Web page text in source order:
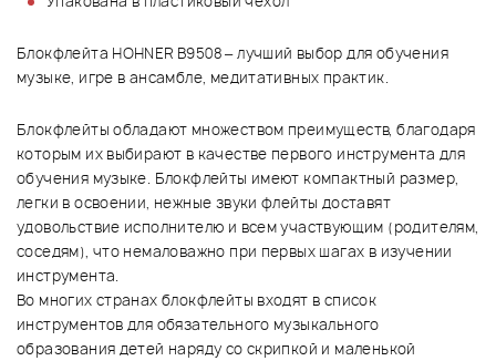
Блокфлейта HOHNER B9508– лучший выбор для обучения
музыке, игре в ансамбле, медитативных практик.
Блокфлейты обладают множеством преимуществ, благодаря
которым их выбирают в качестве первого инструмента для
обучения музыке. Блокфлейты имеют компактный размер,
легки в освоении, нежные звуки флейты доставят
удовольствие исполнителю и всем участвующим (родителям,
соседям), что немаловажно при первых шагах в изучении
инструмента.
Во многих странах блокфлейты входят в список
инструментов для обязательного музыкального
образования детей наряду со скрипкой и маленькой